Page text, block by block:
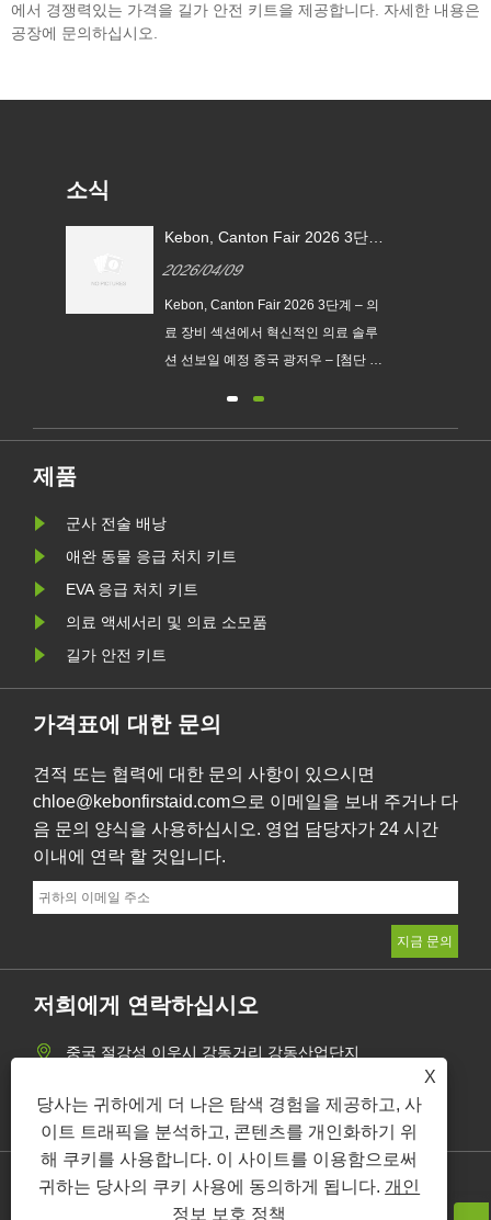
에서 경쟁력있는 가격을 길가 안전 키트을 제공합니다. 자세한 내용은
공장에 문의하십시오.
X
당사는 귀하에게 더 나은 탐색 경험을 제공하고, 사
이트 트래픽을 분석하고, 콘텐츠를 개인화하기 위
해 쿠키를 사용합니다. 이 사이트를 이용함으로써
귀하는 당사의 쿠키 사용에 동의하게 됩니다. 개인
정보 보호 정책
소식
Kebon, Canton Fair 2026 3단계
의료 솔루션 선보일 예정
2026/04/09
Kebon, Canton Fair 2026 3단계 – 의
료 장비 섹션에서 혁신적인 의료 솔루
션 선보일 예정 중국 광저우 – [첨단 의
두 공급업체인 Kebon이 제136회 캔
게 생각합니다.
제품
군사 전술 배낭
애완 동물 응급 처치 키트
EVA 응급 처치 키트
의료 액세서리 및 의료 소모품
길가 안전 키트
가격표에 대한 문의
견적 또는 협력에 대한 문의 사항이 있으시면
chloe@kebonfirstaid.com으로 이메일을 보내 주거나 다
음 문의 양식을 사용하십시오. 영업 담당자가 24 시간
이내에 연락 할 것입니다.
저희에게 연락하십시오
중국 절강성 이우시 강동거리 강동산업단지
chloe@kebonfirstaid.com
Links Sitemap RSS XML 개인 정보 보호 정책